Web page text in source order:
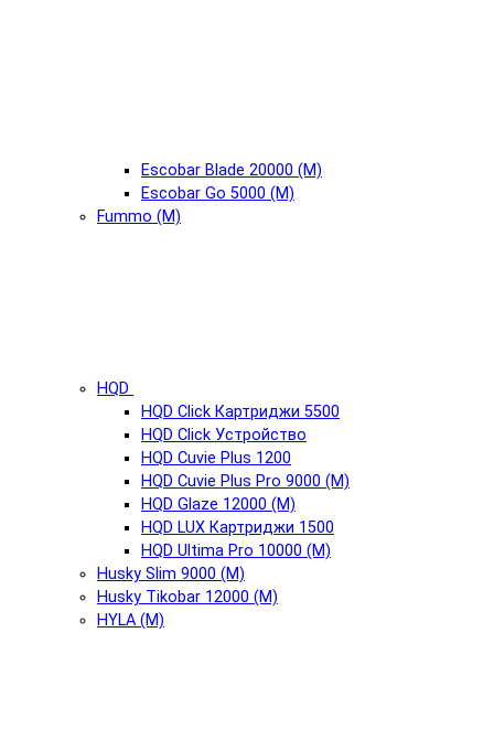
Escobar Blade 20000 (М)
Escobar Go 5000 (М)
Fummo (М)
HQD
HQD Click Картриджи 5500
HQD Click Устройство
HQD Cuvie Plus 1200
HQD Cuvie Plus Pro 9000 (М)
HQD Glaze 12000 (М)
HQD LUX Картриджи 1500
HQD Ultima Pro 10000 (М)
Husky Slim 9000 (М)
Husky Tikobar 12000 (М)
HYLA (М)